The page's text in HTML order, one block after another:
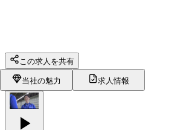
この求人を共有
当社の魅力 求人情報